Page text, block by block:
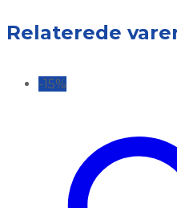
Relaterede
-15%